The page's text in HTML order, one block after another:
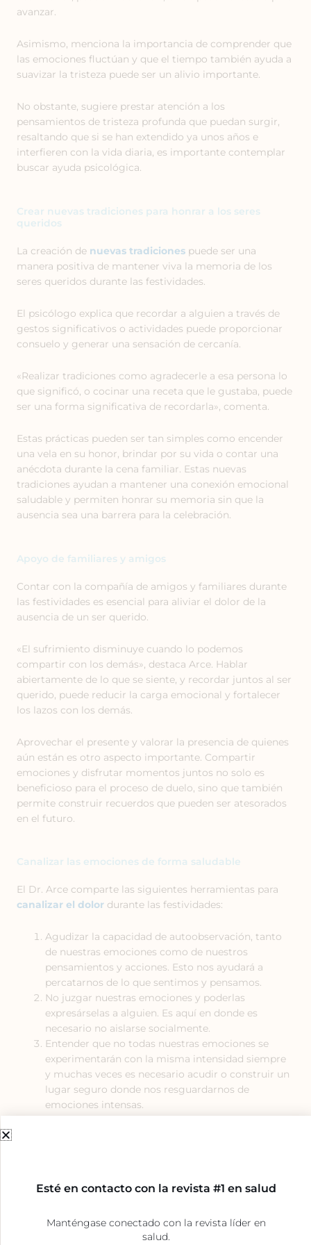
avanzar.
Asimismo, menciona la importancia de comprender que
las emociones fluctúan y que el tiempo también ayuda a
suavizar la tristeza puede ser un alivio importante.
No obstante, sugiere prestar atención a los
pensamientos de tristeza profunda que puedan surgir,
resaltando que si se han extendido ya unos años e
interfieren con la vida diaria, es importante contemplar
buscar ayuda psicológica.
Crear nuevas tradiciones para honrar a los seres
queridos
La creación de nuevas tradiciones puede ser una
manera positiva de mantener viva la memoria de los
seres queridos durante las festividades.
El psicólogo explica que recordar a alguien a través de
gestos significativos o actividades puede proporcionar
consuelo y generar una sensación de cercanía.
«Realizar tradiciones como agradecerle a esa persona lo
que significó, o cocinar una receta que le gustaba, puede
ser una forma significativa de recordarla», comenta.
Estas prácticas pueden ser tan simples como encender
una vela en su honor, brindar por su vida o contar una
anécdota durante la cena familiar. Estas nuevas
tradiciones ayudan a mantener una conexión emocional
saludable y permiten honrar su memoria sin que la
ausencia sea una barrera para la celebración.
Apoyo de familiares y amigos
Contar con la compañía de amigos y familiares durante
las festividades es esencial para aliviar el dolor de la
ausencia de un ser querido.
«El sufrimiento disminuye cuando lo podemos
compartir con los demás», destaca Arce. Hablar
abiertamente de lo que se siente, y recordar juntos al ser
querido, puede reducir la carga emocional y fortalecer
los lazos con los demás.
Aprovechar el presente y valorar la presencia de quienes
aún están es otro aspecto importante. Compartir
emociones y disfrutar momentos juntos no solo es
beneficioso para el proceso de duelo, sino que también
permite construir recuerdos que pueden ser atesorados
en el futuro.
Canalizar las emociones de forma saludable
El Dr. Arce comparte las siguientes herramientas para
canalizar el dolor durante las festividades:
Agudizar la capacidad de autoobservación, tanto
de nuestras emociones como de nuestros
pensamientos y acciones. Esto nos ayudará a
percatarnos de lo que sentimos y pensamos.
No juzgar nuestras emociones y poderlas
expresárselas a alguien. Es aquí en donde es
necesario no aislarse socialmente.
Entender que no todas nuestras emociones se
experimentarán con la misma intensidad siempre
y muchas veces es necesario acudir o construir un
lugar seguro donde nos resguardarnos de
emociones intensas.
aprender a lidiar con nuestras emociones y por lo
En conclusión, enfrentar las festividades en ausencia de
Esté en contacto con la revista #1 en salud
Manténgase conectado con la revista líder en
salud.